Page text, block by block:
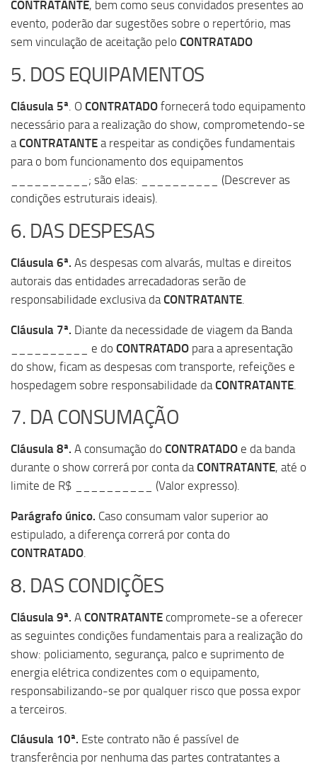
CONTRATANTE, bem como seus convidados presentes ao
evento, poderão dar sugestões sobre o repertório, mas
sem vinculação de aceitação pelo CONTRATADO
5. DOS EQUIPAMENTOS
Cláusula 5ª. O CONTRATADO fornecerá todo equipamento
necessário para a realização do show, comprometendo-se
aCONTRATANTE a respeitar as condições fundamentais
para o bom funcionamento dos equipamentos
__________; são elas: __________ (Descrever as
condições estruturais ideais).
6. DAS DESPESAS
Cláusula 6ª. As despesas com alvarás, multas e direitos
autorais das entidades arrecadadoras serão de
responsabilidade exclusiva da CONTRATANTE
Cláusula 7ª. Diante da necessidade de viagem da Banda
__________ e do CONTRATADO para a apresentação
do show, ficam as despesas com transporte, refeições e
hospedagem sobre responsabilidade da CONTRATANTE
7. DA CONSUMAÇÃO
Cláusula 8ª. A consumação do CONTRATADO e da banda
durante o show correrá por conta daCONTRATANTE, até o
limite de R$ __________ (Valor expresso).
Parágrafo único. Caso consumam valor superior ao
estipulado, a diferença correrá por conta do
CONTRATADO
8. DAS CONDIÇÕES
Cláusula 9ª. A CONTRATANTE compromete-se a oferecer
as seguintes condições fundamentais para a realização do
show: policiamento, segurança, palco e suprimento de
energia elétrica condizentes com o equipamento,
responsabilizando-se por qualquer risco que possa expor
a terceiros.
Cláusula 10ª. Este contrato não é passível de
transferência por nenhuma das partes contratantes a